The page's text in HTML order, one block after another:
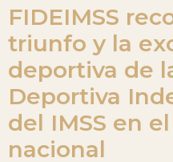
FIDEIMSS
triunfo y la
deportiva de
Deportiva
del IMSS en
nacional